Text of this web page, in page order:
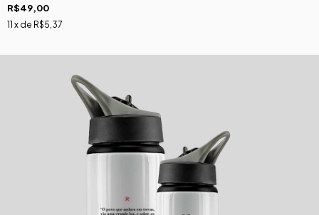
R$49,00
11 x de R$5,37